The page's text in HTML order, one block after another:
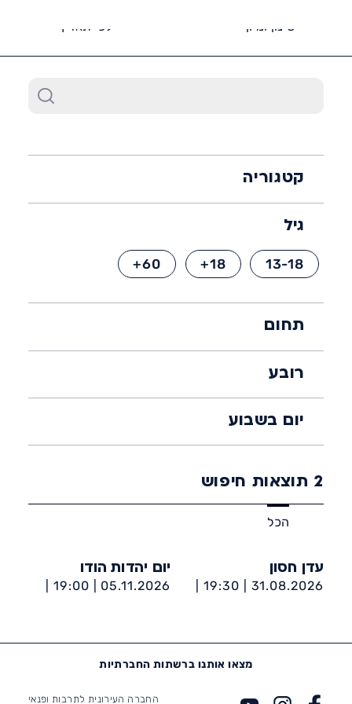
סינון ומיון לפי תאריך
קטגוריה
גיל
13-18
18+
60+
תחום
רובע
יום בשבוע
2 תוצאות חיפוש
הכל
עדן חסון
31.08.2026 |
19:30 |
יום יהדות הודו
05.11.2026 |
19:00 |
מצאו אותנו ברשתות החברתיות
החברה העירונית לתרבות ופנאי